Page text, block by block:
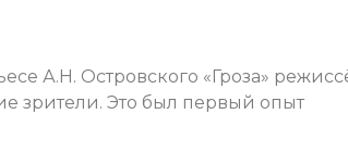
А.Н. Островского «Гроза»
зрители. Это был первый опыт